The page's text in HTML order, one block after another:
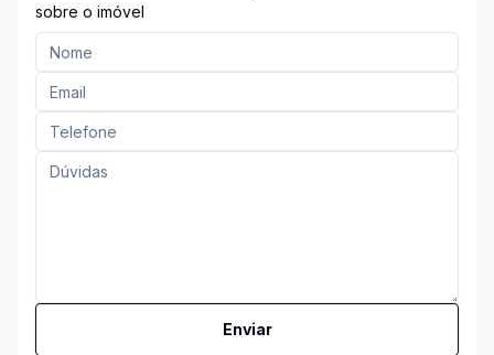
sobre o imóvel
Enviar